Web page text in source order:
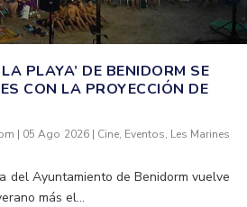
PLAYA’ DE BENIDORM SE
CON LA PROYECCIÓN DE
| 05 Ago 2026| Cine, Eventos, Les Marines
del Ayuntamiento de Benidorm vuelve
más el...